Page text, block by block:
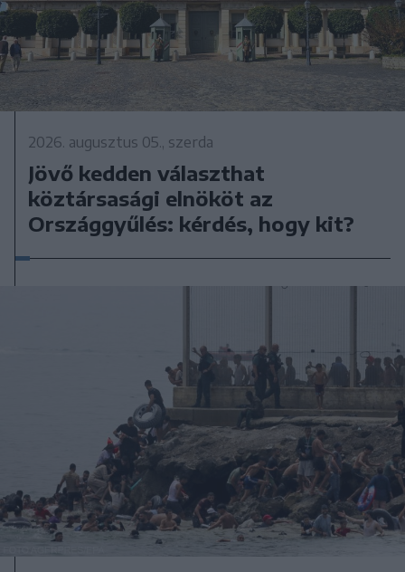
2026. augusztus 05., szerda
Jövő kedden választhat
köztársasági elnököt az
Országgyűlés: kérdés, hogy kit?